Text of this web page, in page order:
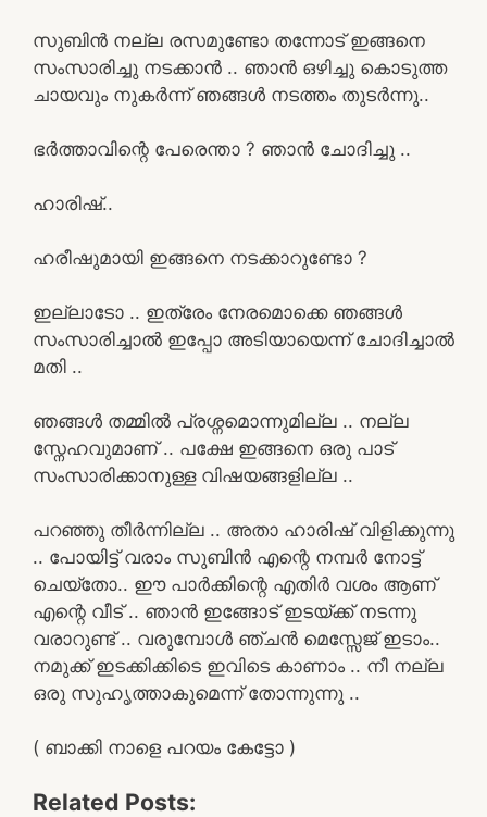
സുബിൻ നല്ല രസമുണ്ടോ തന്നോട് ഇങ്ങനെ
സംസാരിച്ചു നടക്കാൻ .. ഞാൻ ഒഴിച്ചു കൊടുത്ത
ചായവും നുകർന്ന് ഞങ്ങൾ നടത്തം തുടർന്നു..
ഭർത്താവിന്റെ പേരെന്താ ? ഞാൻ ചോദിച്ചു ..
ഹാരിഷ്..
ഹരീഷുമായി ഇങ്ങനെ നടക്കാറുണ്ടോ ?
ഇല്ലാടോ .. ഇത്രേം നേരമൊക്കെ ഞങ്ങൾ
സംസാരിച്ചാൽ ഇപ്പോ അടിയായെന്ന് ചോദിച്ചാൽ
മതി ..
ഞങ്ങൾ തമ്മിൽ പ്രശ്നമൊന്നുമില്ല .. നല്ല
സ്നേഹവുമാണ് .. പക്ഷേ ഇങ്ങനെ ഒരു പാട്
സംസാരിക്കാനുള്ള വിഷയങ്ങളില്ല ..
പറഞ്ഞു തീർന്നില്ല .. അതാ ഹാരിഷ് വിളിക്കുന്നു
.. പോയിട്ട് വരാം സുബിൻ എന്റെ നമ്പർ നോട്ട്
ചെയ്തോ.. ഈ പാർക്കിന്റെ എതിർ വശം ആണ്
എന്റെ വീട് .. ഞാൻ ഇങ്ങോട് ഇടയ്ക്ക് നടന്നു
വരാറുണ്ട് .. വരുമ്പോൾ ഞ്ചൻ മെസ്സേജ് ഇടാം..
നമുക്ക് ഇടക്കിക്കിടെ ഇവിടെ കാണാം .. നീ നല്ല
ഒരു സുഹൃത്താകുമെന്ന് തോന്നുന്നു ..
( ബാക്കി നാളെ പറയം കേട്ടോ )
Related Posts: